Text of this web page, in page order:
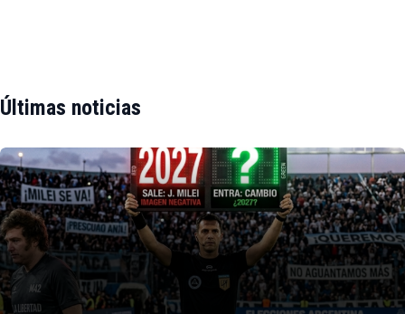
Últimas noticias